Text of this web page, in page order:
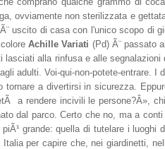
ovviamente non sterilizzata e
uscito di casa con l'unico scopo di
Achille Variati (Pd) Ã¨ passato
alla rinfusa e alle segnalazioni
adulti. Voi-qui-non-potete-entrare. I
tornare a divertirsi in sicurezza.
a rendere incivili le persone?Â»,
dal parco. Certo che no, ma a
grande: quella di tutelare i luoghi
per capire che, nei giardinetti,